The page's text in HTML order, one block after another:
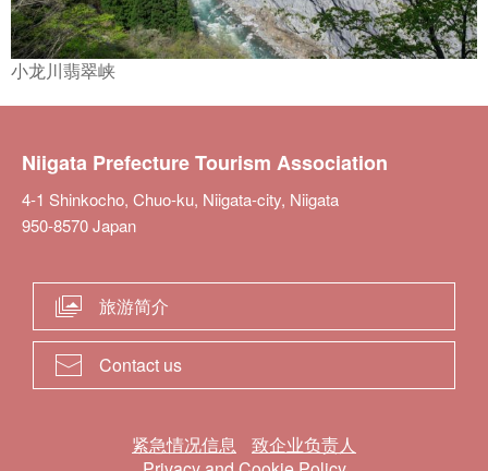
小龙川翡翠峡
Niigata Prefecture Tourism Association
4-1 Shinkocho, Chuo-ku, Niigata-city, Niigata
950-8570 Japan
旅游简介
Contact us
紧急情况信息
致企业负责人